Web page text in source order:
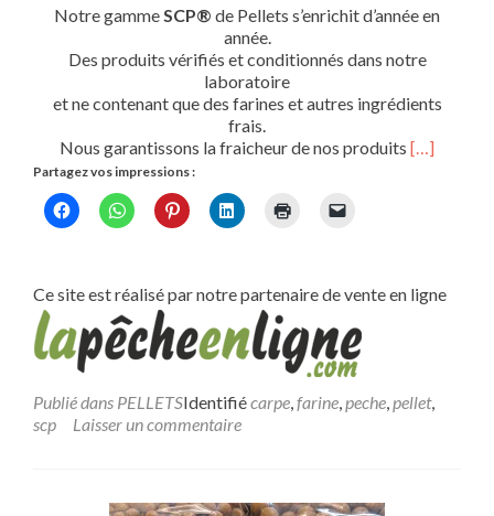
Notre gammeSCP® de Pellets s’enrichit d’année en
année.
Des produits vérifiés et conditionnés dans notre
laboratoire
et ne contenant que des farines et autres ingrédients
frais.
Nous garantissons la fraicheur de nos produits […]
Partagez vos impressions :
Ce site est réalisé par notre partenaire de vente en ligne
Publié dans PELLETSIdentifiécarpe,farine,peche,pellet,
scp
Laisser un commentaire